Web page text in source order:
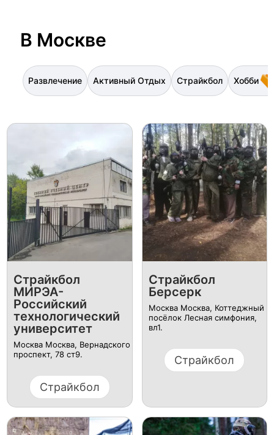
В Москве
Развлечение Активный Отдых Страйкбол Хобби
Страйкбол
МИРЭА-
Российский
технологический
университет
Москва Москва, ​Вернадского
проспект, 78 ст9.
Страйкбол
Страйкбол
Берсерк
Москва Москва, ​Коттеджный
посёлок Лесная симфония,
вл1.
Страйкбол